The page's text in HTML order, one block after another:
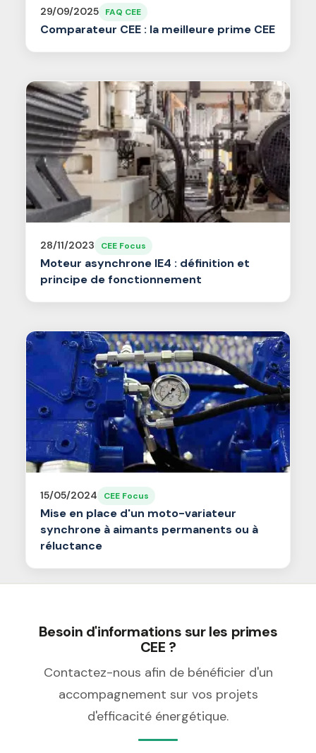
29/09/2025 FAQ CEE
Comparateur CEE : la meilleure prime CEE
28/11/2023 CEE Focus
Moteur asynchrone IE4 : définition et
principe de fonctionnement
15/05/2024 CEE Focus
Mise en place d'un moto-variateur
synchrone à aimants permanents ou à
réluctance
Besoin d'informations sur les primes
CEE ?
Contactez-nous afin de bénéficier d'un
accompagnement sur vos projets
d'efficacité énergétique.